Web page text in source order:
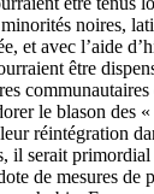
noires,
et avec l’aide
être
le blason des
réintégration
il serait primordial
de mesures de